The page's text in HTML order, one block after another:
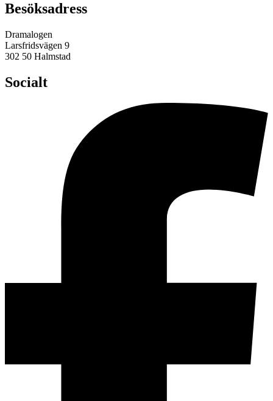
Besöksadress
Dramalogen
Larsfridsvägen 9
302 50 Halmstad
Socialt